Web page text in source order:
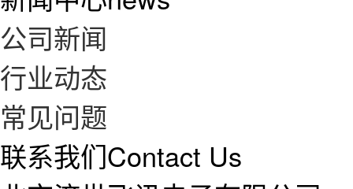
公司新闻
行业动态
常见问题
联系我们Contact Us